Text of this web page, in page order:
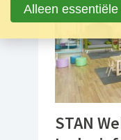
STAN
Alleen